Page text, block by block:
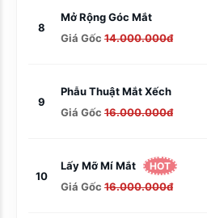
8
Mở Rộng Góc Mắt
Giá Gốc 14.000.000đ
9
Phẫu Thuật Mắt Xếch
Giá Gốc 16.000.000đ
10
Lấy Mỡ Mí Mắt HOT
Giá Gốc 16.000.000đ